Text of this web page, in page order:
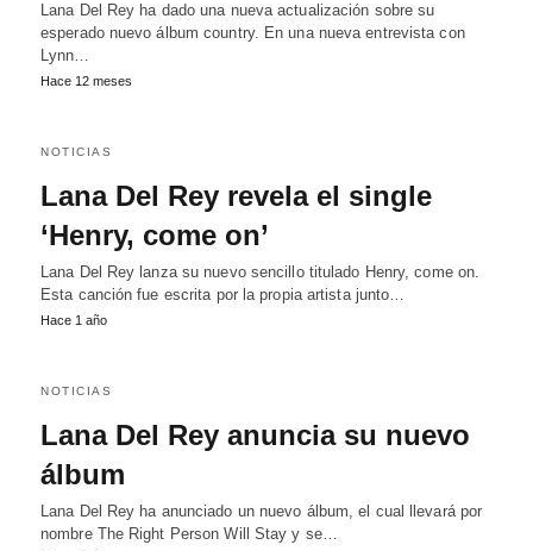
Lana Del Rey ha dado una nueva actualización sobre su
esperado nuevo álbum country. En una nueva entrevista con
Lynn…
Hace 12 meses
NOTICIAS
Lana Del Rey revela el single
‘Henry, come on’
Lana Del Rey lanza su nuevo sencillo titulado Henry, come on.
Esta canción fue escrita por la propia artista junto…
Hace 1 año
NOTICIAS
Lana Del Rey anuncia su nuevo
álbum
Lana Del Rey ha anunciado un nuevo álbum, el cual llevará por
nombre The Right Person Will Stay y se…